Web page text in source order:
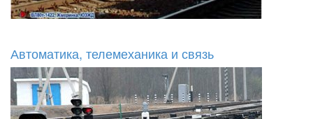
Автоматика, телемеханика и связь